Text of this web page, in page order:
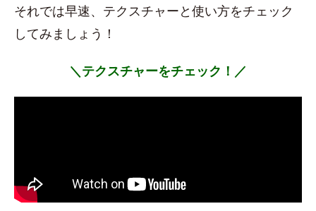
それでは早速、テクスチャーと使い方をチェック
してみましょう！
＼テクスチャーをチェック！／